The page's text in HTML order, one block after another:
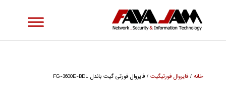
خانه/ فایروال فورتیگیت/ فایروال فورتی گیت باندل FG-3600E-BDL